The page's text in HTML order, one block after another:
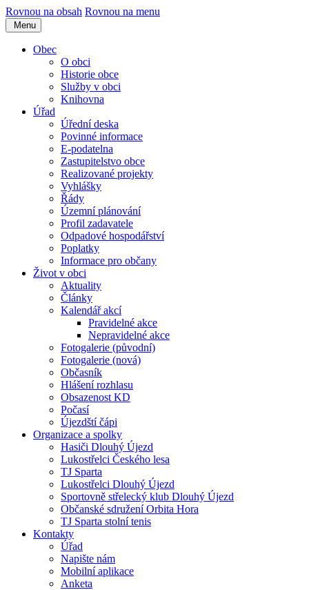
Rovnou na obsah Rovnou na menu
Menu
Obec
O obci
Historie obce
Služby v obci
Knihovna
Úřad
Úřední deska
Povinné informace
E-podatelna
Zastupitelstvo obce
Realizované projekty
Vyhlášky
Řády
Územní plánování
Profil zadavatele
Odpadové hospodářství
Poplatky
Informace pro občany
Život v obci
Aktuality
Články
Kalendář akcí
Pravidelné akce
Nepravidelné akce
Fotogalerie (původní)
Fotogalerie (nová)
Občasník
Hlášení rozhlasu
Obsazenost KD
Počasí
Újezdští čápi
Organizace a spolky
Hasiči Dlouhý Újezd
Lukostřelci Českého lesa
TJ Sparta
Lukostřelci Dlouhý Újezd
Sportovně střelecký klub Dlouhý Újezd
Občanské sdružení Orbita Hora
TJ Sparta stolní tenis
Kontakty
Úřad
Napište nám
Mobilní aplikace
Anketa